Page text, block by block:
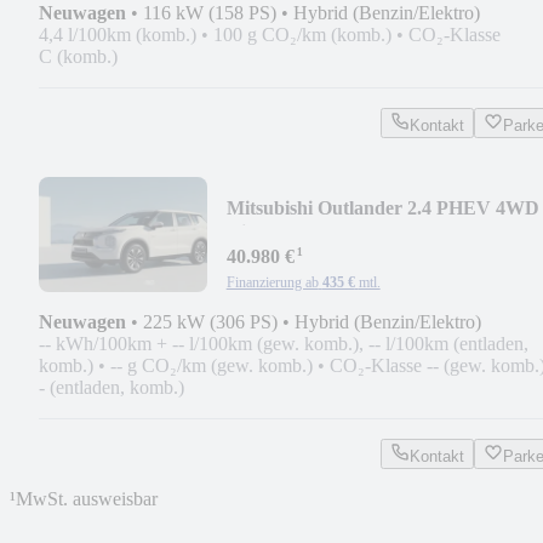
Neuwagen • 116 kW (158 PS) • Hybrid (Benzin/Elektro)
4,4 l/100km (komb.) • 100 g CO₂/km (komb.) • CO₂-Klasse
C (komb.)
Kontakt
Mitsubishi Outlander 2.4 PHEV 4WD
40.980 €¹
Finanzierung ab 435 € mtl.
Neuwagen • 225 kW (306 PS) • Hybrid (Benzin/Elektro)
-- kWh/100km + -- l/100km (gew. komb.), -- l/100km (entladen,
komb.) • -- g CO₂/km (gew. komb.) • CO₂-Klasse -- (gew.
- (entladen, komb.)
Kontakt
¹MwSt. ausweisbar